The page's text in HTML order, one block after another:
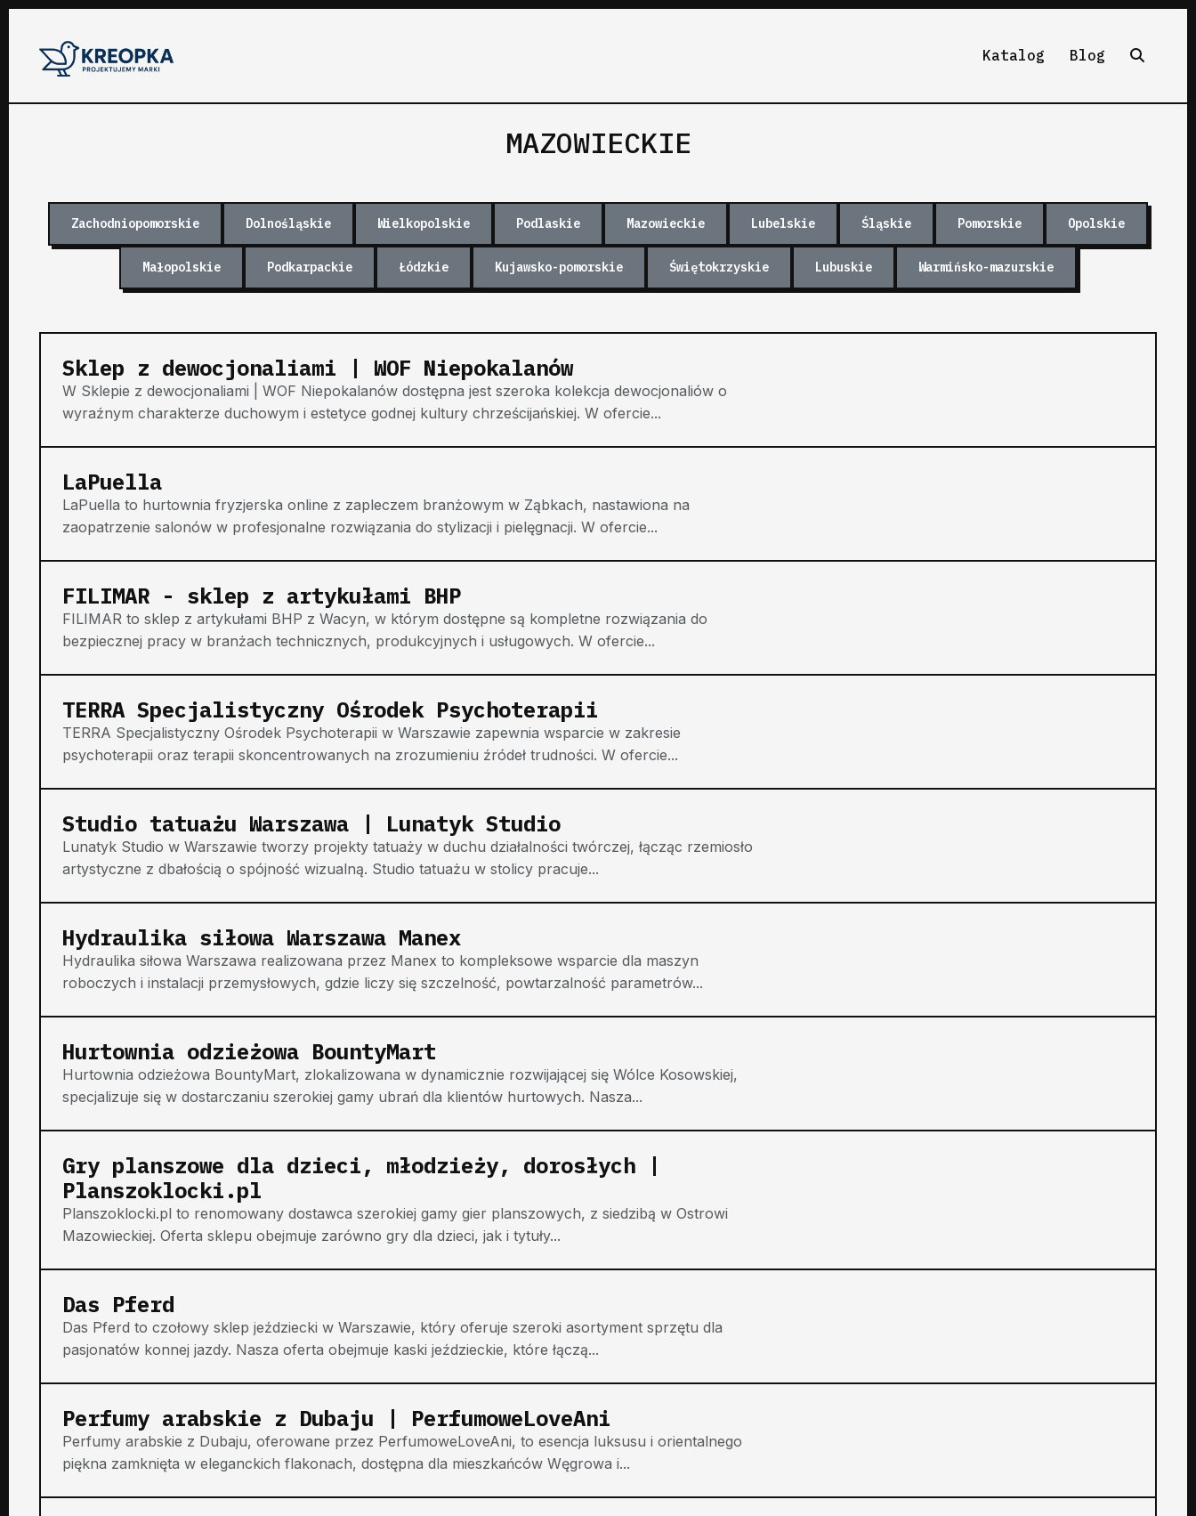
Katalog Blog
MAZOWIECKIE
Zachodniopomorskie Dolnośląskie Wielkopolskie Podlaskie Mazowieckie Lubelskie Śląskie Pomorskie Opolskie
Małopolskie Podkarpackie Łódzkie Kujawsko-pomorskie Świętokrzyskie Lubuskie Warmińsko-mazurskie
Sklep z dewocjonaliami | WOF Niepokalanów
W Sklepie z dewocjonaliami | WOF Niepokalanów dostępna jest szeroka kolekcja dewocjonaliów o
wyraźnym charakterze duchowym i estetyce godnej kultury chrześcijańskiej. W ofercie...
LaPuella
LaPuella to hurtownia fryzjerska online z zapleczem branżowym w Ząbkach, nastawiona na
zaopatrzenie salonów w profesjonalne rozwiązania do stylizacji i pielęgnacji. W ofercie...
FILIMAR - sklep z artykułami BHP
FILIMAR to sklep z artykułami BHP z Wacyn, w którym dostępne są kompletne rozwiązania do
bezpiecznej pracy w branżach technicznych, produkcyjnych i usługowych. W ofercie...
TERRA Specjalistyczny Ośrodek Psychoterapii
TERRA Specjalistyczny Ośrodek Psychoterapii w Warszawie zapewnia wsparcie w zakresie
psychoterapii oraz terapii skoncentrowanych na zrozumieniu źródeł trudności. W ofercie...
Studio tatuażu Warszawa | Lunatyk Studio
Lunatyk Studio w Warszawie tworzy projekty tatuaży w duchu działalności twórczej, łącząc rzemiosło
artystyczne z dbałością o spójność wizualną. Studio tatuażu w stolicy pracuje...
Hydraulika siłowa Warszawa Manex
Hydraulika siłowa Warszawa realizowana przez Manex to kompleksowe wsparcie dla maszyn
roboczych i instalacji przemysłowych, gdzie liczy się szczelność, powtarzalność parametrów...
Hurtownia odzieżowa BountyMart
Hurtownia odzieżowa BountyMart, zlokalizowana w dynamicznie rozwijającej się Wólce Kosowskiej,
specjalizuje się w dostarczaniu szerokiej gamy ubrań dla klientów hurtowych. Nasza...
Gry planszowe dla dzieci, młodzieży, dorosłych |
Planszoklocki.pl
Planszoklocki.pl to renomowany dostawca szerokiej gamy gier planszowych, z siedzibą w Ostrowi
Mazowieckiej. Oferta sklepu obejmuje zarówno gry dla dzieci, jak i tytuły...
Das Pferd
Das Pferd to czołowy sklep jeździecki w Warszawie, który oferuje szeroki asortyment sprzętu dla
pasjonatów konnej jazdy. Nasza oferta obejmuje kaski jeździeckie, które łączą...
Perfumy arabskie z Dubaju | PerfumoweLoveAni
Perfumy arabskie z Dubaju, oferowane przez PerfumoweLoveAni, to esencja luksusu i orientalnego
piękna zamknięta w eleganckich flakonach, dostępna dla mieszkańców Węgrowa i...